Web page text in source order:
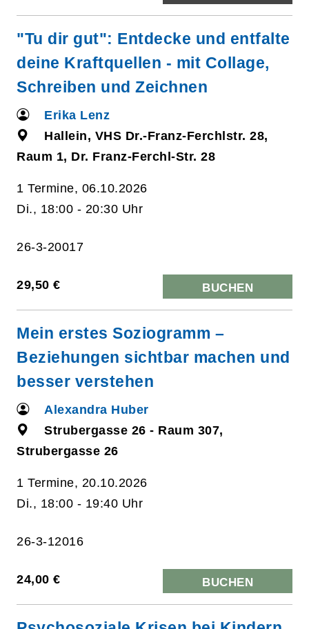
"Tu dir gut": Entdecke und entfalte
deine Kraftquellen - mit Collage,
Schreiben und Zeichnen
Erika Lenz
Hallein, VHS Dr.-Franz-Ferchlstr. 28,
Raum 1, Dr. Franz-Ferchl-Str. 28
1 Termine, 06.10.2026
Di., 18:00 - 20:30 Uhr
26-3-20017
29,50 € BUCHEN
Mein erstes Soziogramm –
Beziehungen sichtbar machen und
besser verstehen
Alexandra Huber
Strubergasse 26 - Raum 307,
Strubergasse 26
1 Termine, 20.10.2026
Di., 18:00 - 19:40 Uhr
26-3-12016
24,00 € BUCHEN